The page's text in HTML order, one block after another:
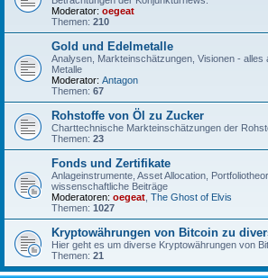
Moderator: oegeat
Themen: 210
Gold und Edelmetalle
Analysen, Markteinschätzungen, Visionen - alles
Metalle
Moderator: Antagon
Themen: 67
Rohstoffe von Öl zu Zucker
Charttechnische Markteinschätzungen der
Themen: 23
Fonds und Zertifikate
Anlageinstrumente, Asset Allocation,
wissenschaftliche Beiträge
Moderatoren: oegeat The Ghost of Elvis
Themen: 1027
Kryptowährungen von Bitcoin zu
Hier geht es um diverse Kryptowährungen von
Themen: 21